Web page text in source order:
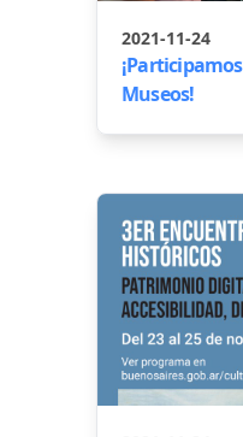
2021-11-24
Museos!